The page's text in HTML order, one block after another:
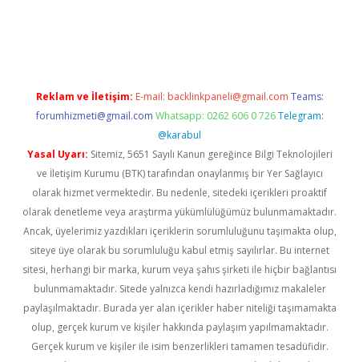
Reklam ve İletişim: E-mail: backlinkpaneli@gmail.com Teams:
forumhizmeti@gmail.com Whatsapp: 0262 606 0 726 Telegram:
@karabul
Yasal Uyarı: Sitemiz, 5651 Sayılı Kanun gereğince Bilgi Teknolojileri
ve İletişim Kurumu (BTK) tarafından onaylanmış bir Yer Sağlayıcı
olarak hizmet vermektedir. Bu nedenle, sitedeki içerikleri proaktif
olarak denetleme veya araştırma yükümlülüğümüz bulunmamaktadır.
Ancak, üyelerimiz yazdıkları içeriklerin sorumluluğunu taşımakta olup,
siteye üye olarak bu sorumluluğu kabul etmiş sayılırlar. Bu internet
sitesi, herhangi bir marka, kurum veya şahıs şirketi ile hiçbir bağlantısı
bulunmamaktadır. Sitede yalnızca kendi hazırladığımız makaleler
paylaşılmaktadır. Burada yer alan içerikler haber niteliği taşımamakta
olup, gerçek kurum ve kişiler hakkında paylaşım yapılmamaktadır.
Gerçek kurum ve kişiler ile isim benzerlikleri tamamen tesadüfidir.